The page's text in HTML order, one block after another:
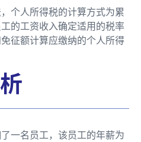
个人所得税的计算方式为累
的工资收入确定适用的税率
征额计算应缴纳的个人所得
一名员工，该员工的年薪为